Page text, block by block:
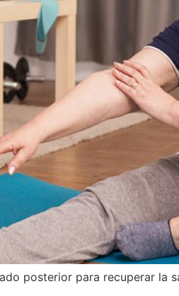
posterior para recuperar la